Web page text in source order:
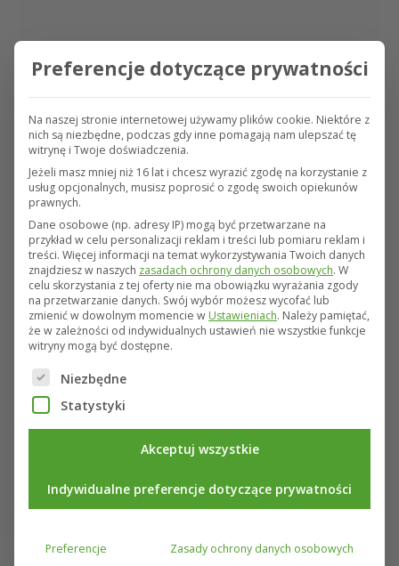
Nie znalazłeś stanowiska,
którego szukasz?
Zostaw nam swoje CV - skontaktujemy się z
Tobą w przyszłych rekrutacjach.
Aplikuj i dołącz do naszego zespołu!
Imię*
Nazwisko*
Numer telefonu*
Preferencje dotyczące prywatności
Na naszej stronie internetowej używamy plików cookie. Niektóre z
nich są niezbędne, podczas gdy inne pomagają nam ulepszać tę
witrynę i Twoje doświadczenia.
Jeżeli masz mniej niż 16 lat i chcesz wyrazić zgodę na korzystanie z
usług opcjonalnych, musisz poprosić o zgodę swoich opiekunów
prawnych.
Dane osobowe (np. adresy IP) mogą być przetwarzane na
przykład w celu personalizacji reklam i treści lub pomiaru reklam i
treści. Więcej informacji na temat wykorzystywania Twoich danych
znajdziesz w naszych zasadach ochrony danych osobowych. W
celu skorzystania z tej oferty nie ma obowiązku wyrażania zgody
na przetwarzanie danych. Swój wybór możesz wycofać lub
zmienić w dowolnym momencie w Ustawieniach. Należy pamiętać,
że w zależności od indywidualnych ustawień nie wszystkie funkcje
witryny mogą być dostępne.
Poniżej znajduje się lista grup usług, dla których
Niezbędne
Statystyki
Akceptuj wszystkie
Indywidualne preferencje dotyczące prywatności
Preferencje Zasady ochrony danych osobowych